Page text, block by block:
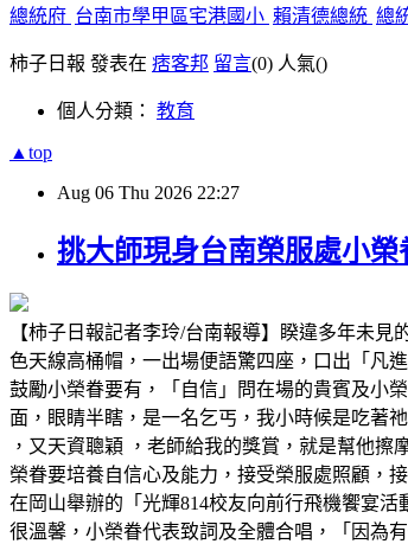
總統府 台南市學甲區宅港國小 賴清德總統 總
柿子日報 發表在 痞客邦 留言(0) 人氣()
個人分類： 教育
▲top
Aug 06 Thu 2026 22:27
挑大師現身台南榮服處小榮
【柿子日報記者李玲/台南報導】睽違多年未
色天線高桶帽，一出場便語驚四座，口出「凡
鼓勵小榮眷要有，「自信」問在場的貴賓及小
面，眼睛半瞎，是一名乞丐，我小時候是吃著
，又天資聰穎 ，老師給我的獎賞，就是幫他
榮眷要培養自信心及能力，接受榮服處照顧，
在岡山舉辦的「光輝814校友向前行飛機饗宴
很溫馨，小榮眷代表致詞及全體合唱，「因為